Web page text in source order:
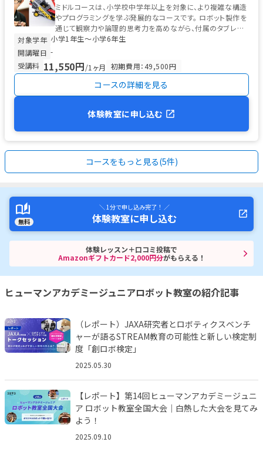
ミドルコースは、小学校中学年以上を対象に、より複雑な構造
やプログラミングを学ぶ発展的なコースです。 ロボット製作を
通じて観察力や論理的思考力を高めながら、付属のタブレット
を使った初歩的なプログ...
対象学年 小学1年生〜小学6年生
開講曜日 -
受講料 11,550円/1ヶ月 初期費用：49,500円
コースの詳細を見る
体験教室に申し込む
コースをもっと見る(5件)
無料
＼ 1分で申し込み完了！ ／
体験教室に申し込む
体験レッスン＋口コミ投稿で
Amazonギフトカード2,000円分がもらえる！
ヒューマンアカデミージュニアロボット教室の紹介記事
（レポート）JAXA研究者とロボティクスベンチ
ャーが語るSTREAM教育の可能性と新しい検定制
度「創ロボ検定」
2025.05.30
【レポート】第14回ヒューマンアカデミージュニ
ア ロボット教室全国大会｜白熱した大会を見てみ
よう！
2025.09.10